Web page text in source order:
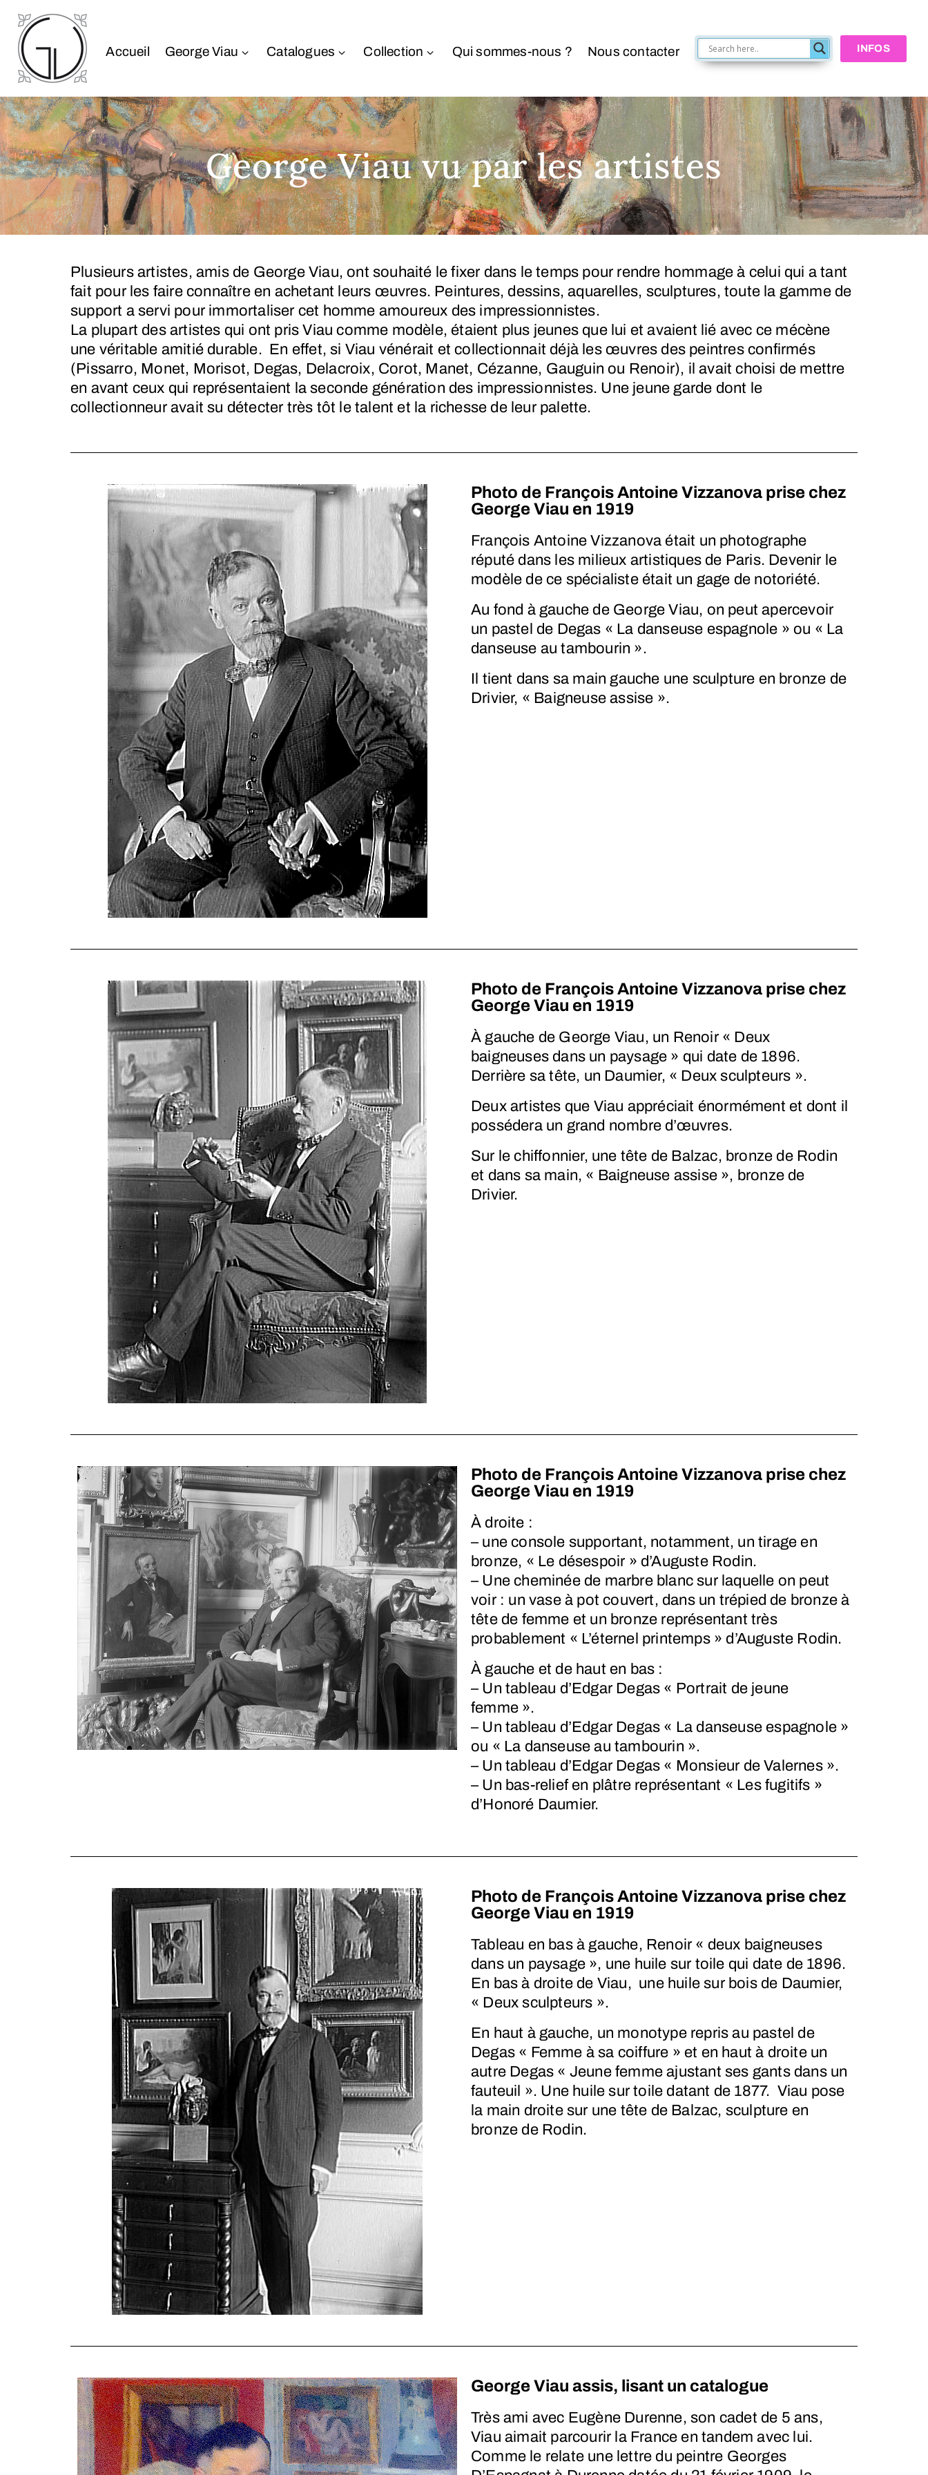
Accueil George Viau Catalogues Collection Qui sommes-nous ? Nous contacter INFOS
George Viau vu par les artistes
Plusieurs artistes, amis de George Viau, ont souhaité le fixer dans le temps pour rendre hommage à celui qui a tant
fait pour les faire connaître en achetant leurs œuvres. Peintures, dessins, aquarelles, sculptures, toute la gamme de
support a servi pour immortaliser cet homme amoureux des impressionnistes.
La plupart des artistes qui ont pris Viau comme modèle, étaient plus jeunes que lui et avaient lié avec ce mécène
une véritable amitié durable. En effet, si Viau vénérait et collectionnait déjà les œuvres des peintres confirmés
(Pissarro, Monet, Morisot, Degas, Delacroix, Corot, Manet, Cézanne, Gauguin ou Renoir), il avait choisi de mettre
en avant ceux qui représentaient la seconde génération des impressionnistes. Une jeune garde dont le
collectionneur avait su détecter très tôt le talent et la richesse de leur palette.
Photo de François Antoine Vizzanova prise chez
George Viau en 1919
François Antoine Vizzanova était un photographe
réputé dans les milieux artistiques de Paris. Devenir le
modèle de ce spécialiste était un gage de notoriété.
Au fond à gauche de George Viau, on peut apercevoir
un pastel de Degas « La danseuse espagnole » ou « La
danseuse au tambourin ».
Il tient dans sa main gauche une sculpture en bronze de
Drivier, « Baigneuse assise ».
Photo de François Antoine Vizzanova prise chez
George Viau en 1919
À gauche de George Viau, un Renoir « Deux
baigneuses dans un paysage » qui date de 1896.
Derrière sa tête, un Daumier, « Deux sculpteurs ».
Deux artistes que Viau appréciait énormément et dont il
possédera un grand nombre d’œuvres.
Sur le chiffonnier, une tête de Balzac, bronze de Rodin
et dans sa main, « Baigneuse assise », bronze de
Drivier.
Photo de François Antoine Vizzanova prise chez
George Viau en 1919
À droite :
– une console supportant, notamment, un tirage en
bronze, « Le désespoir » d’Auguste Rodin.
– Une cheminée de marbre blanc sur laquelle on peut
voir : un vase à pot couvert, dans un trépied de bronze à
tête de femme et un bronze représentant très
probablement « L’éternel printemps » d’Auguste Rodin.
À gauche et de haut en bas :
– Un tableau d’Edgar Degas « Portrait de jeune
femme ».
– Un tableau d’Edgar Degas « La danseuse espagnole »
ou « La danseuse au tambourin ».
– Un tableau d’Edgar Degas « Monsieur de Valernes ».
– Un bas-relief en plâtre représentant « Les fugitifs »
d’Honoré Daumier.
Photo de François Antoine Vizzanova prise chez
George Viau en 1919
Tableau en bas à gauche, Renoir « deux baigneuses
dans un paysage », une huile sur toile qui date de 1896.
En bas à droite de Viau, une huile sur bois de Daumier,
« Deux sculpteurs ».
En haut à gauche, un monotype repris au pastel de
Degas « Femme à sa coiffure » et en haut à droite un
autre Degas « Jeune femme ajustant ses gants dans un
fauteuil ». Une huile sur toile datant de 1877. Viau pose
la main droite sur une tête de Balzac, sculpture en
bronze de Rodin.
George Viau assis, lisant un catalogue
Très ami avec Eugène Durenne, son cadet de 5 ans,
Viau aimait parcourir la France en tandem avec lui.
Comme le relate une lettre du peintre Georges